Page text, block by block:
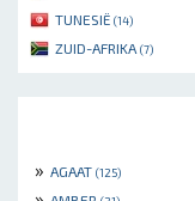
TUNESIË (14)
ZUID-AFRIKA (7)
» AGAAT (125)